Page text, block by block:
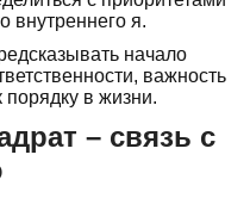
внутреннего я.
начало
важность
в жизни.
– связь с